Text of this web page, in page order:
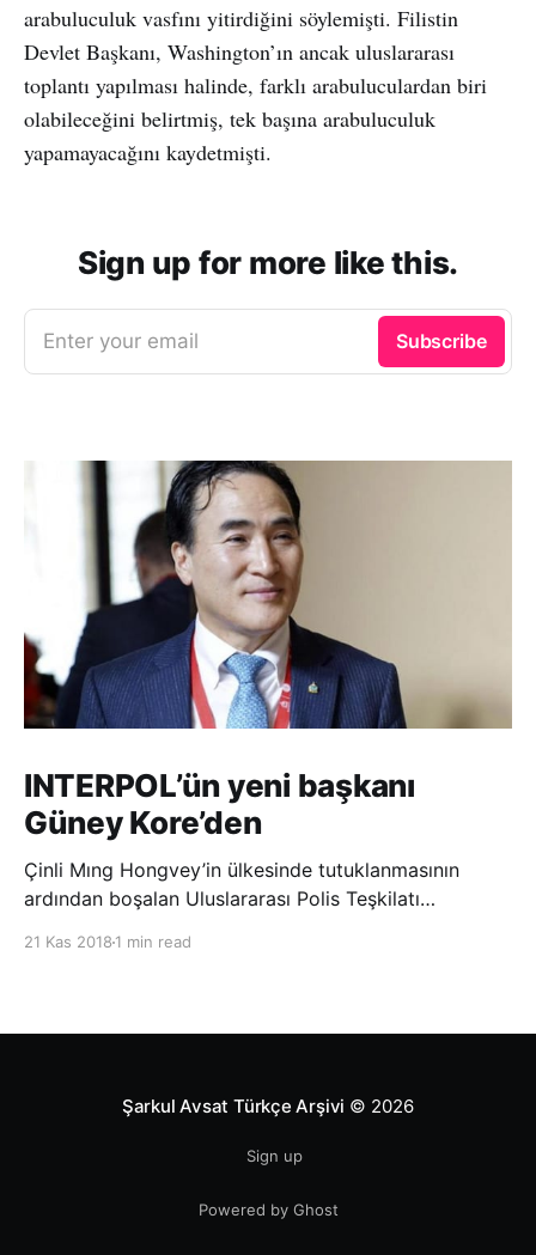
arabuluculuk vasfını yitirdiğini söylemişti. Filistin
Devlet Başkanı, Washington’ın ancak uluslararası
toplantı yapılması halinde, farklı arabuluculardan biri
olabileceğini belirtmiş, tek başına arabuluculuk
yapamayacağını kaydetmişti.
Sign up for more like this.
Enter your email Subscribe
INTERPOL’ün yeni başkanı
Güney Kore’den
Çinli Mıng Hongvey’in ülkesinde tutuklanmasının
ardından boşalan Uluslararası Polis Teşkilatı
21 Kas 2018 1 min read
Şarkul Avsat Türkçe Arşivi © 2026
Sign up
Powered by Ghost